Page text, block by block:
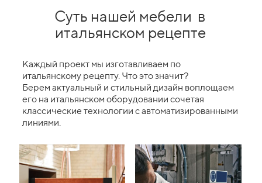
Суть нашей мебели в
итальянском рецепте
Каждый проект мы изготавливаем по
итальянскому рецепту. Что это значит?
Берем актуальный и стильный дизайн воплощаем
его на итальянском оборудовании сочетая
классические технологии с автоматизированными
линиями.